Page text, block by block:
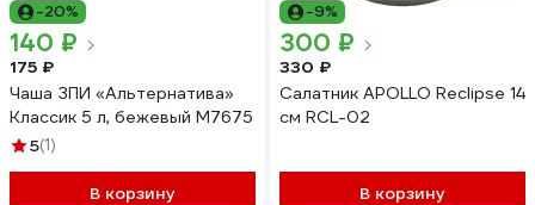
-20%
140 ₽
175 ₽
Чаша ЗПИ «Альтернатива»
Классик 5 л, бежевый М7675
5(1)
В корзину
-9%
300 ₽
330 ₽
Салатник APOLLO Reclipse 14
см RCL-02
В корзину